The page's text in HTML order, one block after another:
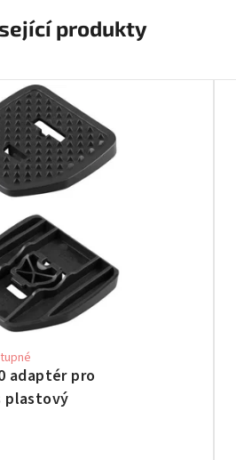
produkty
adaptér pro
plastový